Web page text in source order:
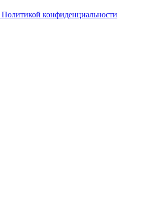
Политикой конфиденциальности